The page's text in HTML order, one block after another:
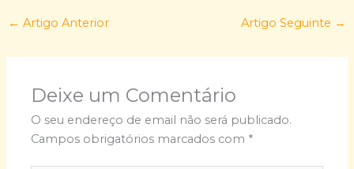
← Artigo Anterior Artigo Seguinte →
Deixe um Comentário
O seu endereço de email não será publicado.
Campos obrigatórios marcados com *